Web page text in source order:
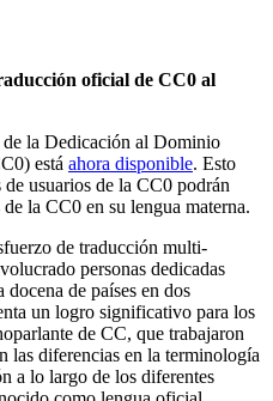
oficial de CC0 al
la Dedicación al Dominio
está ahora disponible. Esto
usuarios de la CC0 podrán
la CC0 en su lengua materna.
de traducción multi-
personas dedicadas
docena de países en dos
un logro significativo para los
de CC, que trabajaron
las diferencias en la terminología
a lo largo de los diferentes